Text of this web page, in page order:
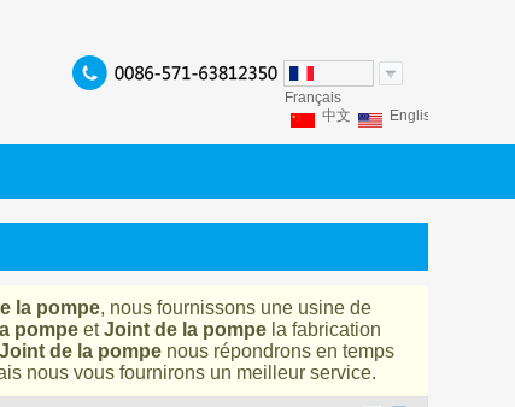
Français
中文
English
Español
Italiano
la pompe, nous fournissons une usine de
pompe etJoint de la pompe la fabrication
Joint de la pompe nous répondrons en temps
nous vous fournirons un meilleur service.